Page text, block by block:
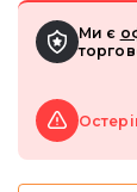
Ми є